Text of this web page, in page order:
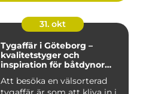
31. okt
Tygaffär i Göteborg –
kvalitetstyger och
inspiration för båtdynor
Att besöka en välsorterad